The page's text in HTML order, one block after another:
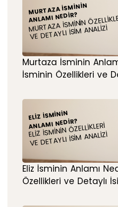
MURTAZA İSMININ
ANLAMI NEDIR?
MURTAZA İSMININ
VE DETAYLI İSIM ANALIZI
Murtaza İsminin
İsminin Özellikleri ve
ELIZ İSMININ
ANLAMI NEDIR?
ELIZ İSMININ ÖZELLIKLERI
VE DETAYLI İSIM ANALIZI
Eliz İsminin Anlamı
Özellikleri ve Detaylı